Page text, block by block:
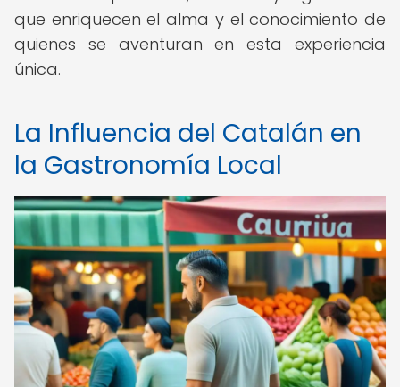
que enriquecen el alma y el conocimiento de
quienes se aventuran en esta experiencia
única.
La Influencia del Catalán en
la Gastronomía Local